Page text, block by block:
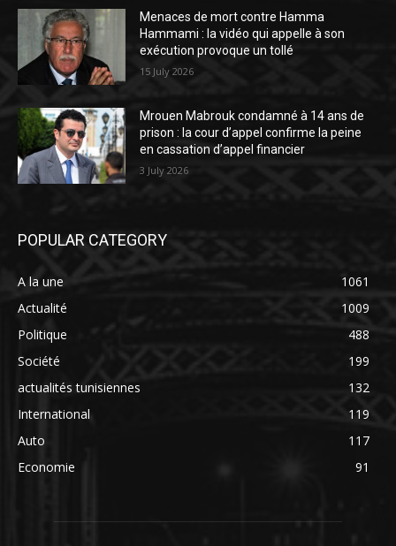
Menaces de mort contre Hamma
Hammami : la vidéo qui appelle à son
exécution provoque un tollé
15 July 2026
Mrouen Mabrouk condamné à 14 ans de
prison : la cour d’appel confirme la peine
en cassation d’appel financier
3 July 2026
POPULAR CATEGORY
A la une
1061
Actualité
1009
Politique
488
Société
199
actualités tunisiennes
132
International
119
Auto
117
Economie
91